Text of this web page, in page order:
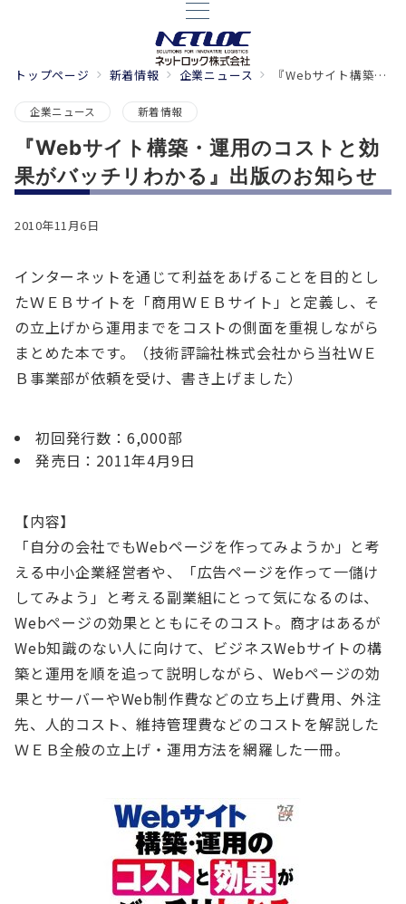
トップページ 新着情報 企業ニュース 『Webサイト構築・運用のコストと効果がバッチリわかる』出版のお知らせ
企業ニュース 新着情報
『Webサイト構築・運用のコストと効
果がバッチリわかる』出版のお知らせ
2010年11月6日
インターネットを通じて利益をあげることを目的とし
たＷＥＢサイトを「商用ＷＥＢサイト」と定義し、そ
の立上げから運用までをコストの側面を重視しながら
まとめた本です。（技術評論社株式会社から当社ＷＥ
Ｂ事業部が依頼を受け、書き上げました）
初回発行数：6,000部
発売日：2011年4月9日
【内容】
「自分の会社でもWebページを作ってみようか」と考
える中小企業経営者や、「広告ページを作って一儲け
してみよう」と考える副業組にとって気になるのは、
Webページの効果とともにそのコスト。商才はあるが
Web知識のない人に向けて、ビジネスWebサイトの構
築と運用を順を追って説明しながら、Webページの効
果とサーバーやWeb制作費などの立ち上げ費用、外注
先、人的コスト、維持管理費などのコストを解説した
ＷＥＢ全般の立上げ・運用方法を網羅した一冊。